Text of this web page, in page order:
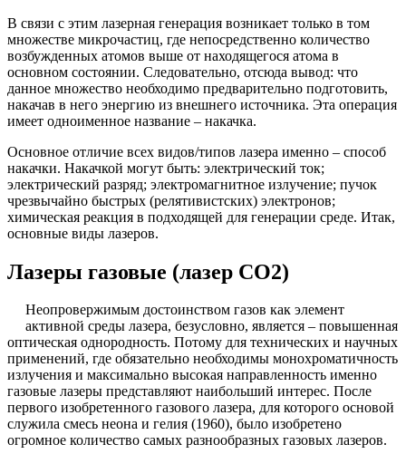
В связи с этим лазерная генерация возникает только в том
множестве микрочастиц, где непосредственно количество
возбужденных атомов выше от находящегося атома в
основном состоянии. Следовательно, отсюда вывод: что
данное множество необходимо предварительно подготовить,
накачав в него энергию из внешнего источника. Эта операция
имеет одноименное название – накачка.
Основное отличие всех видов/типов лазера именно – способ
накачки. Накачкой могут быть: электрический ток;
электрический разряд; электромагнитное излучение; пучок
чрезвычайно быстрых (релятивистских) электронов;
химическая реакция в подходящей для генерации среде. Итак,
основные виды лазеров.
Лазеры газовые (лазер СО2)
Неопровержимым достоинством газов как элемент
активной среды лазера, безусловно, является – повышенная
оптическая однородность. Потому для технических и научных
применений, где обязательно необходимы монохроматичность
излучения и максимально высокая направленность именно
газовые лазеры представляют наибольший интерес. После
первого изобретенного газового лазера, для которого основой
служила смесь неона и гелия (1960), было изобретено
огромное количество самых разнообразных газовых лазеров.